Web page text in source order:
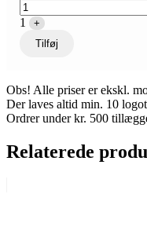
1
+
Tilføj
Obs! Alle priser er ekskl.
Der laves altid min. 10
Ordrer under kr. 500
Relaterede